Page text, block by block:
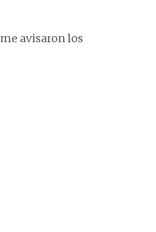
avisaron los